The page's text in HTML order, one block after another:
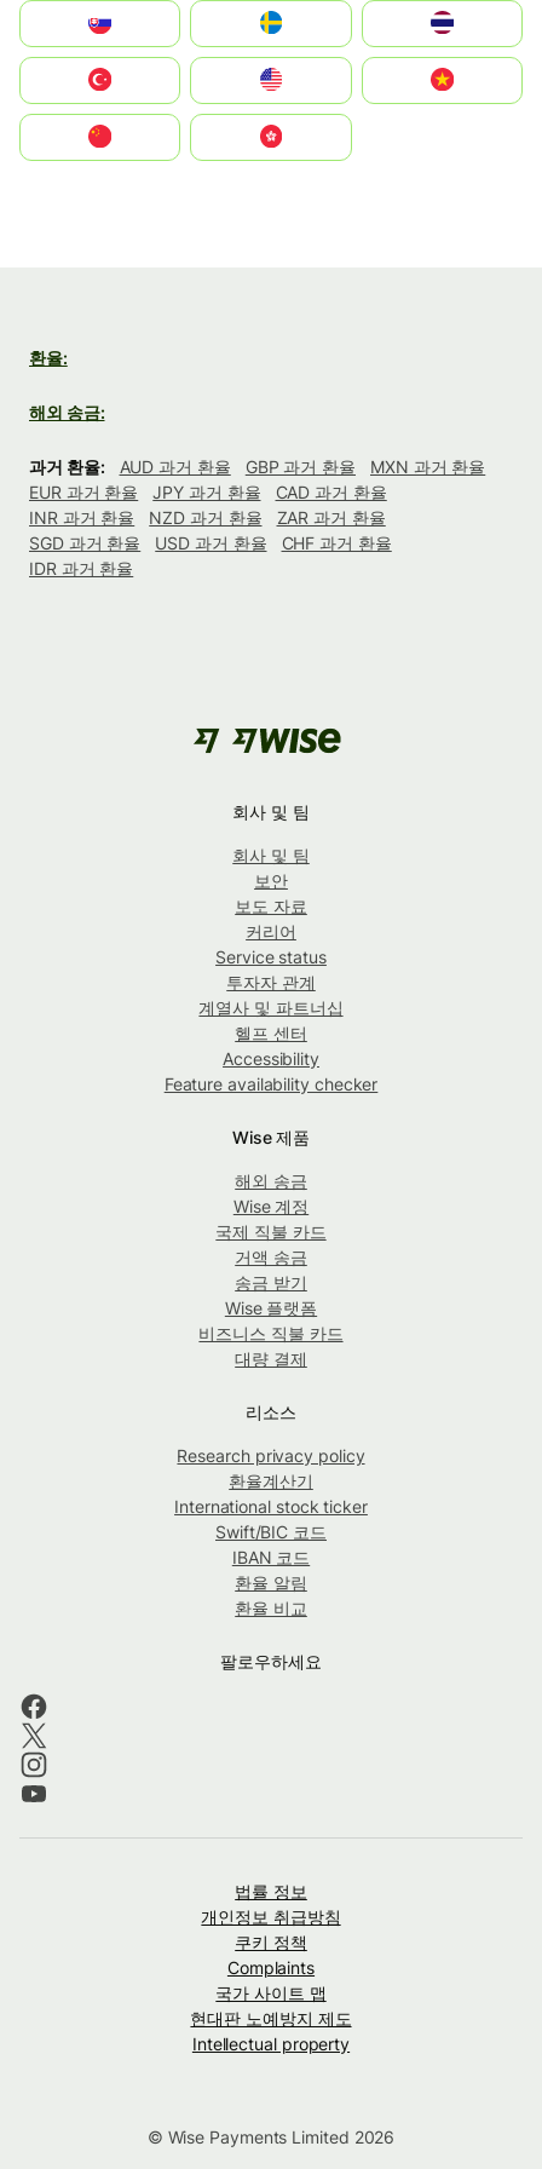
United States
中國香港特別行政區
환율:
해외 송금:
과거 환율: AUD 과거 환율 GBP 과거 환율
MXN 과거 환율
EUR 과거 환율
JPY 과거 환율
CAD 과거 환율
INR 과거 환율
NZD 과거 환율
ZAR 과거 환율
SGD 과거 환율
USD 과거 환율
CHF 과거 환율
IDR 과거 환율
회사 및 팀
회사 및 팀
보안
보도 자료
커리어
Service status
투자자 관계
계열사 및 파트너십
헬프 센터
Accessibility
Feature availability checker
Wise 제품
해외 송금
Wise 계정
국제 직불 카드
거액 송금
송금 받기
Wise 플랫폼
비즈니스 직불 카드
대량 결제
리소스
Research privacy policy
환율계산기
International stock ticker
Swift/BIC 코드
IBAN 코드
환율 알림
환율 비교
팔로우하세요
법률 정보
개인정보 취급방침
쿠키 정책
Complaints
국가 사이트 맵
현대판 노예방지 제도
Intellectual property
© Wise Payments Limited 2026